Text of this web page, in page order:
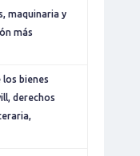
maquinaria y
más
bienes
derechos